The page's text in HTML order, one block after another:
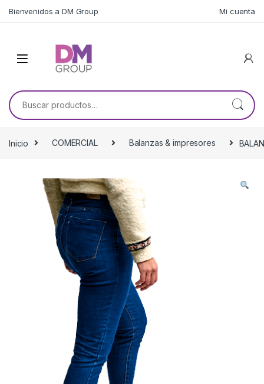
Bienvenidos a DM Group Mi cuenta
Buscar por:
Inicio COMERCIAL Balanzas & impresores